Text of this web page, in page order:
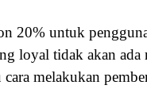
20% untuk
loyal tidak akan
melakukan